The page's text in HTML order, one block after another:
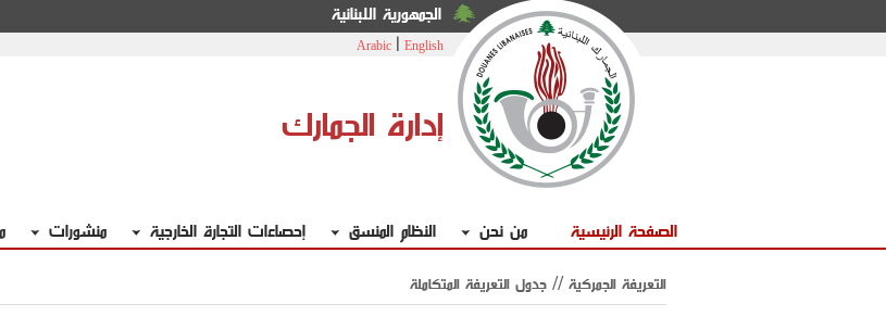
الجمهورية اللبنانية
Arabic English
إدارة الجمارك
الصفحة الرئيسية من نحن النظام المنسق إحصاءات التجارة الخارجية منشورات
التعريفة الجمركية // جدول التعريفة المتكاملة